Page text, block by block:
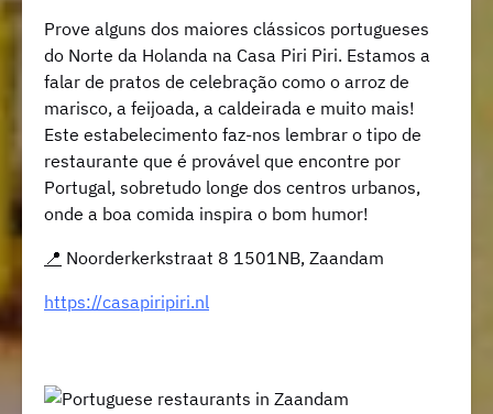
Prove alguns dos maiores clássicos portugueses
do Norte da Holanda na Casa Piri Piri. Estamos a
falar de pratos de celebração como o arroz de
marisco, a feijoada, a caldeirada e muito mais!
Este estabelecimento faz-nos lembrar o tipo de
restaurante que é provável que encontre por
Portugal, sobretudo longe dos centros urbanos,
onde a boa comida inspira o bom humor!
📍 Noorderkerkstraat 8 1501NB, Zaandam
https://casapiripiri.nl